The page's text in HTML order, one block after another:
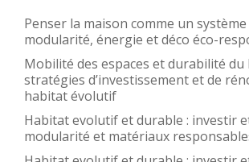
Penser la maison comme un
modularité, énergie et déco éco-
Mobilité des espaces et durabilité du
stratégies d’investissement et de
habitat évolutif
Habitat evolutif et durable : investir
modularité et matériaux